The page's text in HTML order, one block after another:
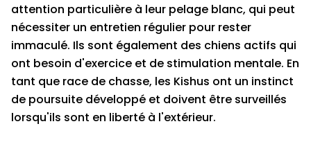
attention particulière à leur pelage blanc, qui peut
nécessiter un entretien régulier pour rester
immaculé. Ils sont également des chiens actifs qui
ont besoin d'exercice et de stimulation mentale. En
tant que race de chasse, les Kishus ont un instinct
de poursuite développé et doivent être surveillés
lorsqu'ils sont en liberté à l'extérieur.